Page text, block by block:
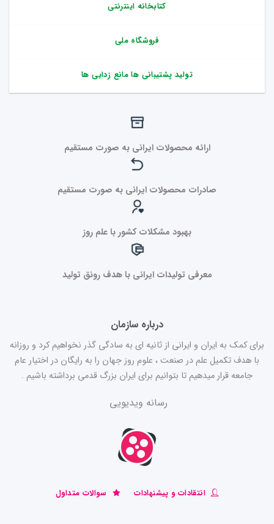
کتابخانه اینترنتی
فروشگاه ملی
تولید پشتیبانی ها مانع زدایی ها
ارائه محصولات ایرانی به صورت مستقیم
صادرات محصولات ایرانی به صورت مستقیم
بهبود مشکلات کشور با علم روز
معرفی تولیدات ایرانی با هدف رونق تولید
درباره سازمان
برای کمک به ایران و ایرانی از ثانیه ای به سادگی گذر نخواهیم کرد و روزانه
با هدف تکمیل علم در صنعت ، علوم روز جهان را به رایگان در اختیار عام
جامعه قرار میدهیم تا بتوانیم برای ایران بزرگ قدمی برداشته باشیم .
رسانه ویدیویی
انتقادات و پیشنهادات سوالات متداول